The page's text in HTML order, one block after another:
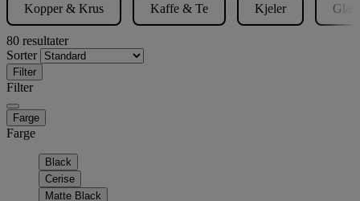
Kopper & Krus Kaffe & Te Kjeler Glass
80 resultater
Sorter
Filter
Filter
Farge
Farge
Black
Cerise
Matte Black